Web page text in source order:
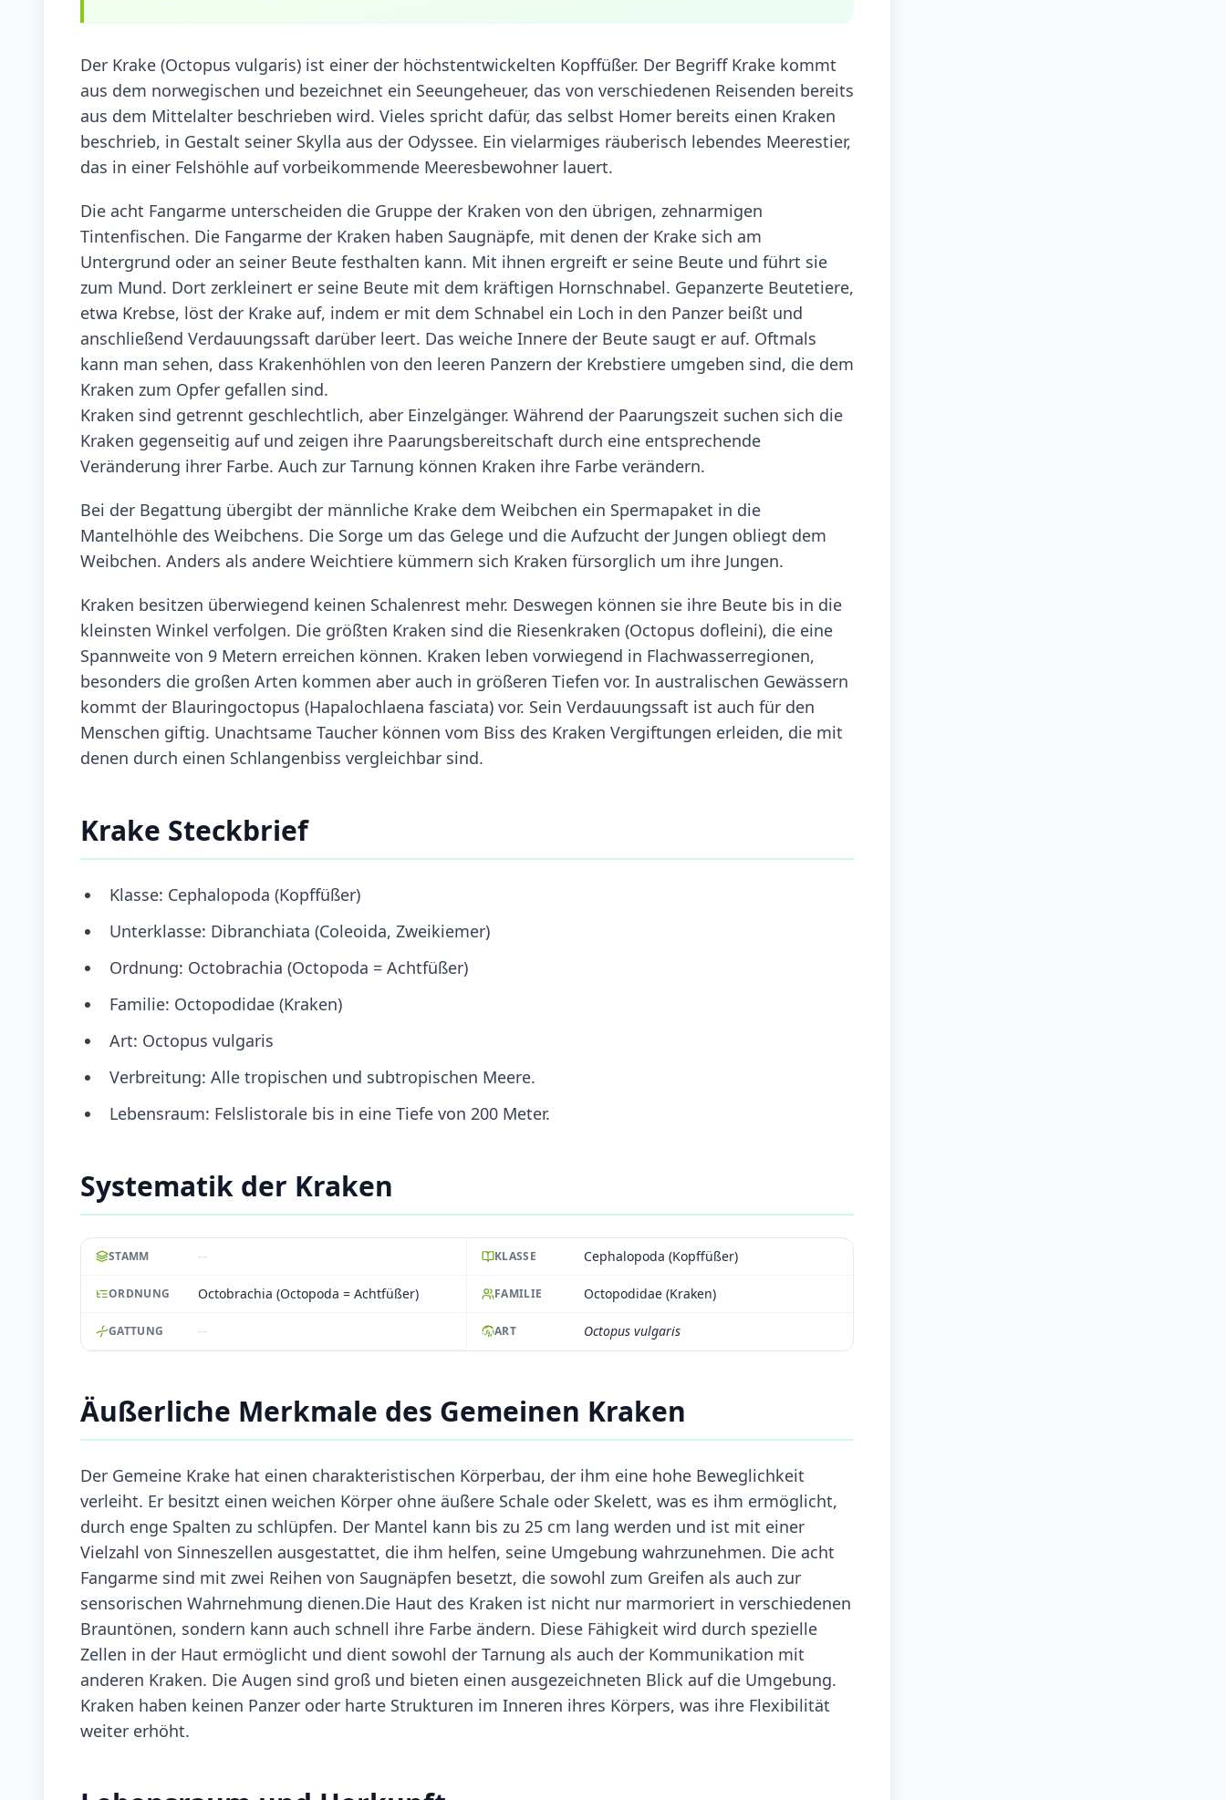
Der Krake (Octopus vulgaris) ist einer der höchstentwickelten Kopffüßer. Der Begriff Krake kommt
aus dem norwegischen und bezeichnet ein Seeungeheuer, das von verschiedenen Reisenden bereits
aus dem Mittelalter beschrieben wird. Vieles spricht dafür, das selbst Homer bereits einen Kraken
beschrieb, in Gestalt seiner Skylla aus der Odyssee. Ein vielarmiges räuberisch lebendes Meerestier,
das in einer Felshöhle auf vorbeikommende Meeresbewohner lauert.
Die acht Fangarme unterscheiden die Gruppe der Kraken von den übrigen, zehnarmigen
Tintenfischen. Die Fangarme der Kraken haben Saugnäpfe, mit denen der Krake sich am
Untergrund oder an seiner Beute festhalten kann. Mit ihnen ergreift er seine Beute und führt sie
zum Mund. Dort zerkleinert er seine Beute mit dem kräftigen Hornschnabel. Gepanzerte Beutetiere,
etwa Krebse, löst der Krake auf, indem er mit dem Schnabel ein Loch in den Panzer beißt und
anschließend Verdauungssaft darüber leert. Das weiche Innere der Beute saugt er auf. Oftmals
kann man sehen, dass Krakenhöhlen von den leeren Panzern der Krebstiere umgeben sind, die dem
Kraken zum Opfer gefallen sind.
Kraken sind getrennt geschlechtlich, aber Einzelgänger. Während der Paarungszeit suchen sich die
Kraken gegenseitig auf und zeigen ihre Paarungsbereitschaft durch eine entsprechende
Veränderung ihrer Farbe. Auch zur Tarnung können Kraken ihre Farbe verändern.
Bei der Begattung übergibt der männliche Krake dem Weibchen ein Spermapaket in die
Mantelhöhle des Weibchens. Die Sorge um das Gelege und die Aufzucht der Jungen obliegt dem
Weibchen. Anders als andere Weichtiere kümmern sich Kraken fürsorglich um ihre Jungen.
Kraken besitzen überwiegend keinen Schalenrest mehr. Deswegen können sie ihre Beute bis in die
kleinsten Winkel verfolgen. Die größten Kraken sind die Riesenkraken (Octopus dofleini), die eine
Spannweite von 9 Metern erreichen können. Kraken leben vorwiegend in Flachwasserregionen,
besonders die großen Arten kommen aber auch in größeren Tiefen vor. In australischen Gewässern
kommt der Blauringoctopus (Hapalochlaena fasciata) vor. Sein Verdauungssaft ist auch für den
Menschen giftig. Unachtsame Taucher können vom Biss des Kraken Vergiftungen erleiden, die mit
denen durch einen Schlangenbiss vergleichbar sind.
Krake Steckbrief
Klasse: Cephalopoda (Kopffüßer)
Unterklasse: Dibranchiata (Coleoida, Zweikiemer)
Ordnung: Octobrachia (Octopoda = Achtfüßer)
Familie: Octopodidae (Kraken)
Art: Octopus vulgaris
Verbreitung: Alle tropischen und subtropischen Meere.
Lebensraum: Felslistorale bis in eine Tiefe von 200 Meter.
Systematik der Kraken
STAMM -- KLASSE Cephalopoda (Kopffüßer)
ORDNUNG Octobrachia (Octopoda = Achtfüßer) FAMILIE Octopodidae (Kraken)
GATTUNG -- ART Octopus vulgaris
Äußerliche Merkmale des Gemeinen Kraken
Der Gemeine Krake hat einen charakteristischen Körperbau, der ihm eine hohe Beweglichkeit
verleiht. Er besitzt einen weichen Körper ohne äußere Schale oder Skelett, was es ihm ermöglicht,
durch enge Spalten zu schlüpfen. Der Mantel kann bis zu 25 cm lang werden und ist mit einer
Vielzahl von Sinneszellen ausgestattet, die ihm helfen, seine Umgebung wahrzunehmen. Die acht
Fangarme sind mit zwei Reihen von Saugnäpfen besetzt, die sowohl zum Greifen als auch zur
sensorischen Wahrnehmung dienen.Die Haut des Kraken ist nicht nur marmoriert in verschiedenen
Brauntönen, sondern kann auch schnell ihre Farbe ändern. Diese Fähigkeit wird durch spezielle
Zellen in der Haut ermöglicht und dient sowohl der Tarnung als auch der Kommunikation mit
anderen Kraken. Die Augen sind groß und bieten einen ausgezeichneten Blick auf die Umgebung.
Kraken haben keinen Panzer oder harte Strukturen im Inneren ihres Körpers, was ihre Flexibilität
weiter erhöht.